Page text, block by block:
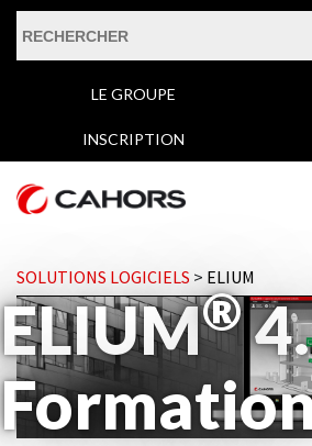
LE GROUPE
INSCRIPTION
SOLUTIONS LOGICIELS ELIUM
ELIUM®